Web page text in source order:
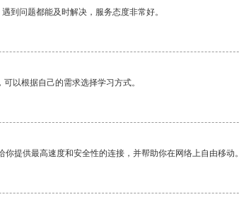
到问题都能及时解决，服务态度非常好。
以根据自己的需求选择学习方式。
提供最高速度和安全性的连接，并帮助你在网络上自由移动。